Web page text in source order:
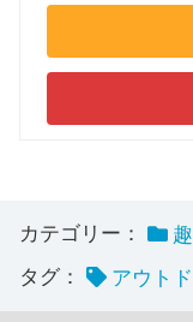
カテゴリー：
タグ：
アウト